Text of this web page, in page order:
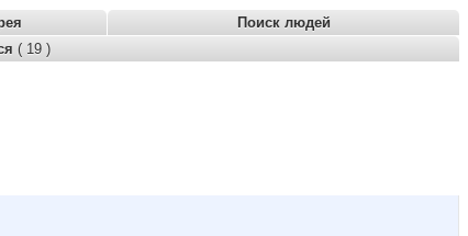
Поиск людей
( 19 )